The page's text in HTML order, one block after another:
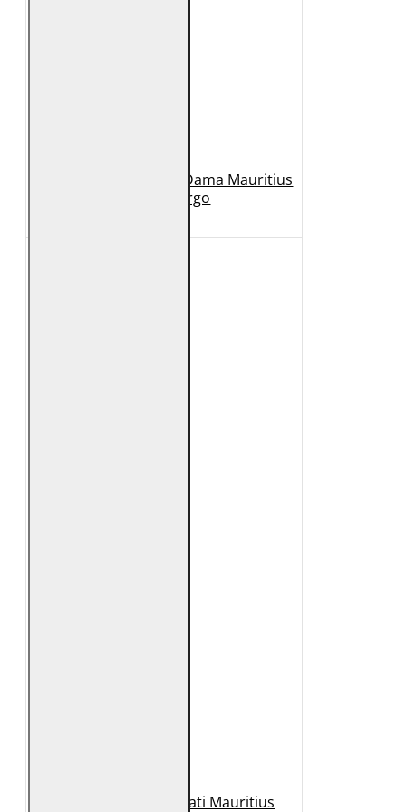
Geaca Lunga de Piele Dama Mauritius
Bej GWMargo
Geaca de Piele Barbati Mauritius